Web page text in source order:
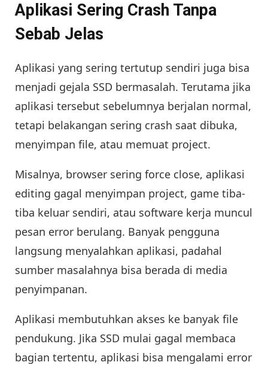
Aplikasi Sering Crash Tanpa
Sebab Jelas
Aplikasi yang sering tertutup sendiri juga bisa
menjadi gejala SSD bermasalah. Terutama jika
aplikasi tersebut sebelumnya berjalan normal,
tetapi belakangan sering crash saat dibuka,
menyimpan file, atau memuat project.
Misalnya, browser sering force close, aplikasi
editing gagal menyimpan project, game tiba-
tiba keluar sendiri, atau software kerja muncul
pesan error berulang. Banyak pengguna
langsung menyalahkan aplikasi, padahal
sumber masalahnya bisa berada di media
penyimpanan.
Aplikasi membutuhkan akses ke banyak file
pendukung. Jika SSD mulai gagal membaca
bagian tertentu, aplikasi bisa mengalami error